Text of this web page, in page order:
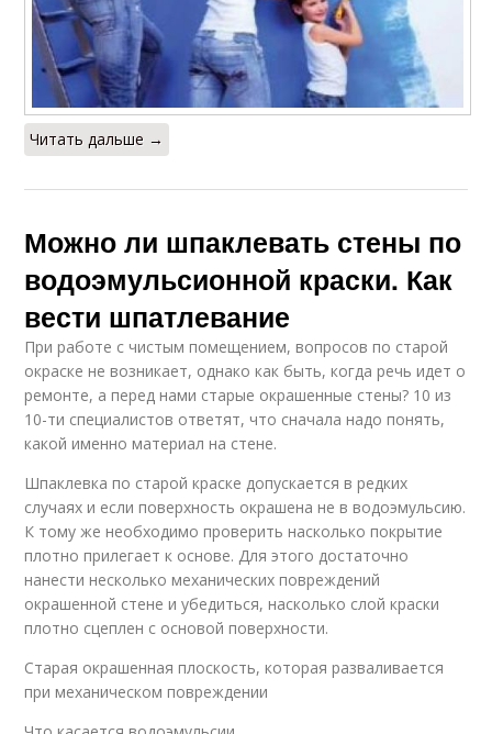
Читать дальше →
Можно ли шпаклевать стены по
водоэмульсионной краски. Как
вести шпатлевание
При работе с чистым помещением, вопросов по старой
окраске не возникает, однако как быть, когда речь идет о
ремонте, а перед нами старые окрашенные стены? 10 из
10-ти специалистов ответят, что сначала надо понять,
какой именно материал на стене.
Шпаклевка по старой краске допускается в редких
случаях и если поверхность окрашена не в водоэмульсию.
К тому же необходимо проверить насколько покрытие
плотно прилегает к основе. Для этого достаточно
нанести несколько механических повреждений
окрашенной стене и убедиться, насколько слой краски
плотно сцеплен с основой поверхности.
Старая окрашенная плоскость, которая разваливается
при механическом повреждении